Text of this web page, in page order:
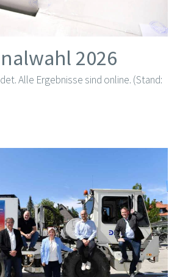
2026
Alle Ergebnisse sind online. (Stand: